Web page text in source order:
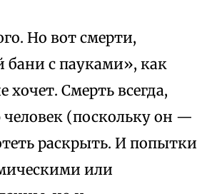
Но вот смерти,
бани с пауками», как
Смерть всегда,
человек (поскольку он —
раскрыть. И попытки
или